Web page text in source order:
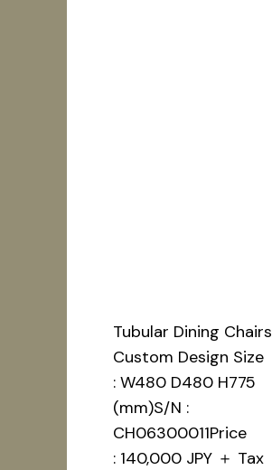
Tubular Dining Chairs
Custom Design Size
: W480 D480 H775
(mm)S/N :
CH06300011Price
: 140,000 JPY ＋ Tax